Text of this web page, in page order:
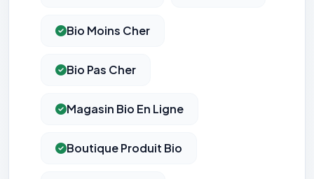
Bio Moins Cher
Bio Pas Cher
Magasin Bio En Ligne
Boutique Produit Bio